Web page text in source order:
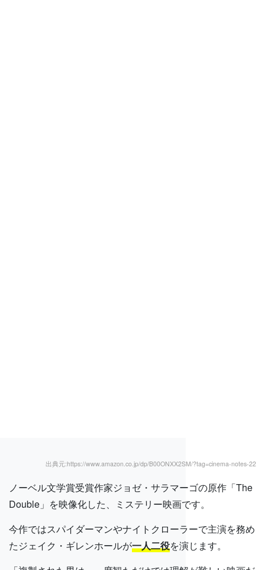
出典元:https://www.amazon.co.jp/dp/B00ONXX2SM/?tag=cinema-notes-22
ノーベル文学賞受賞作家ジョゼ・サラマーゴの原作「The
Double」を映像化した、ミステリー映画です。
今作ではスパイダーマンやナイトクローラーで主演を務め
たジェイク・ギレンホールが一人二役を演じます。